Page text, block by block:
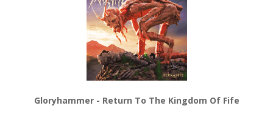
Gloryhammer - Return To The Kingdom Of Fife